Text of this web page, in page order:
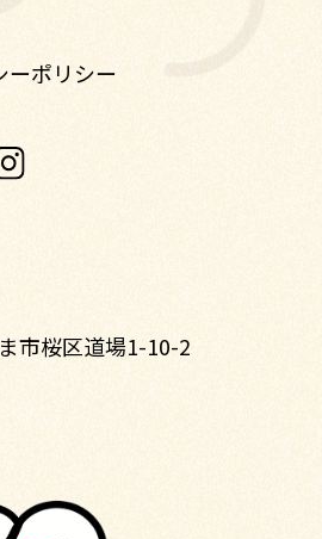
ーポリシー
市桜区道場1-10-2